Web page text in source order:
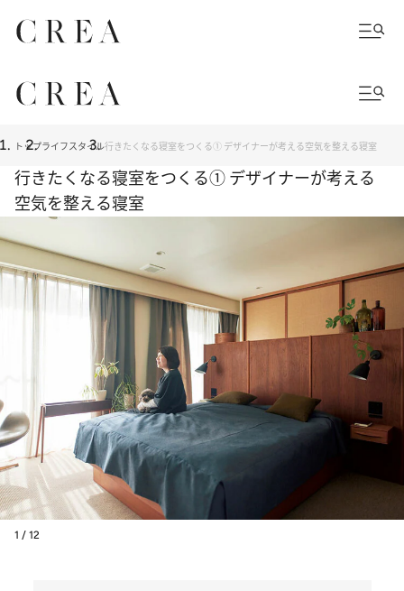
トップライフスタイル行きたくなる寝室をつくる① デザイナーが考える空気を整える寝室
行きたくなる寝室をつくる① デザイナーが考える
空気を整える寝室
1 / 12